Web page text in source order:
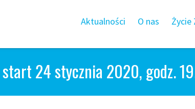
Aktualności O nas Życie
24 stycznia 2020, godz.